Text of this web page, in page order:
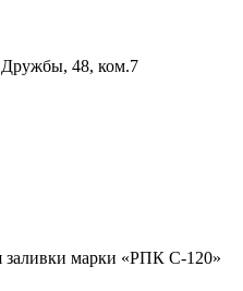
Дружбы, 48, ком.7
заливки марки «РПК С-120»